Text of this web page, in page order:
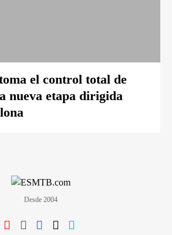
el control total de
nueva etapa dirigida
Desde 2004